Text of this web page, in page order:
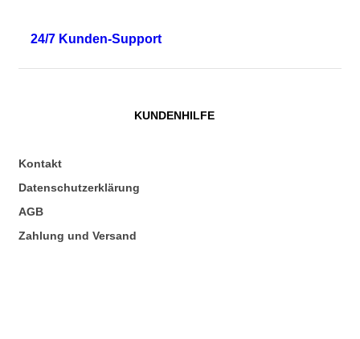
24/7 Kunden-Support
KUNDENHILFE
Kontakt
Datenschutzerklärung
AGB
Zahlung und Versand